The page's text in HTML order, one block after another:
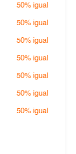
50% igual
50% igual
50% igual
50% igual
50% igual
50% igual
50% igual